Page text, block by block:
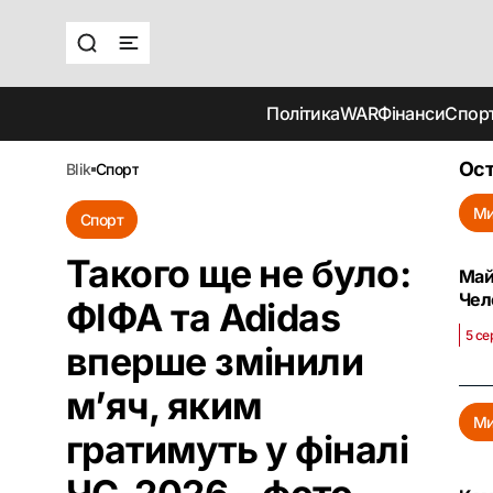
ПолітикаWARФінанси
blik спорт
Спорт
Такого ще не було:
ФІФА та Adidas
вперше змінили
м’яч, яким
гратимуть у фіналі
5